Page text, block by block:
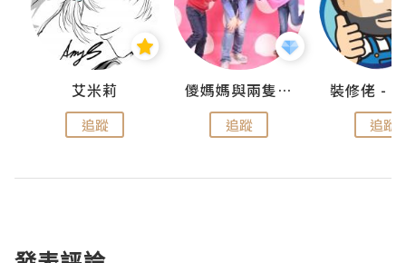
艾米莉
追蹤
儍媽媽與兩隻小魔怪之家
追蹤 追蹤